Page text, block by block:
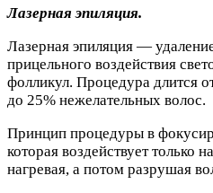
Лазерная эпиляция.
Лазерная эпиляция —
прицельного воздействия
фолликул. Процедура длится
до 25% нежелательных волос.
Принцип процедуры в
которая воздействует только
нагревая, а потом разрушая